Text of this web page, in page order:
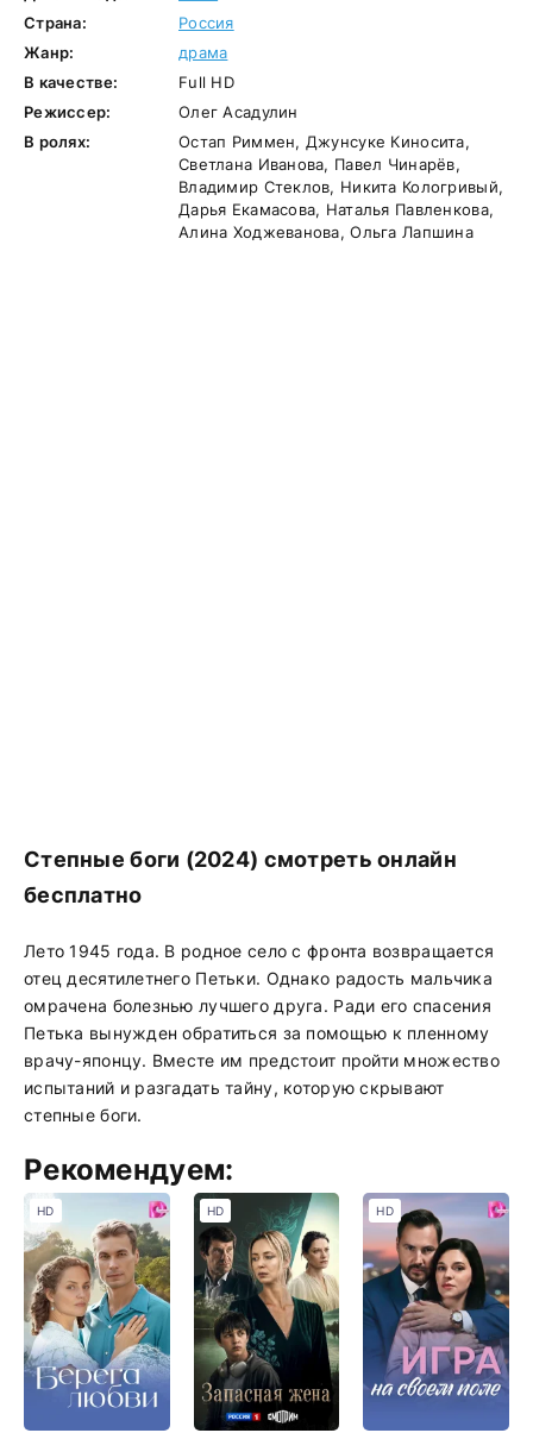
Страна:
Россия
Жанр:
драма
В качестве:
Full HD
Режиссер:
Олег Асадулин
В ролях:
Остап Риммен, Джунсуке Киносита,
Светлана Иванова, Павел Чинарёв,
Владимир Стеклов, Никита Кологривый,
Дарья Екамасова, Наталья Павленкова,
Алина Ходжеванова, Ольга Лапшина
Степные боги (2024) смотреть онлайн
бесплатно
Лето 1945 года. В родное село с фронта возвращается
отец десятилетнего Петьки. Однако радость мальчика
омрачена болезнью лучшего друга. Ради его спасения
Петька вынужден обратиться за помощью к пленному
врачу-японцу. Вместе им предстоит пройти множество
испытаний и разгадать тайну, которую скрывают
степные боги.
Рекомендуем:
HD HD HD